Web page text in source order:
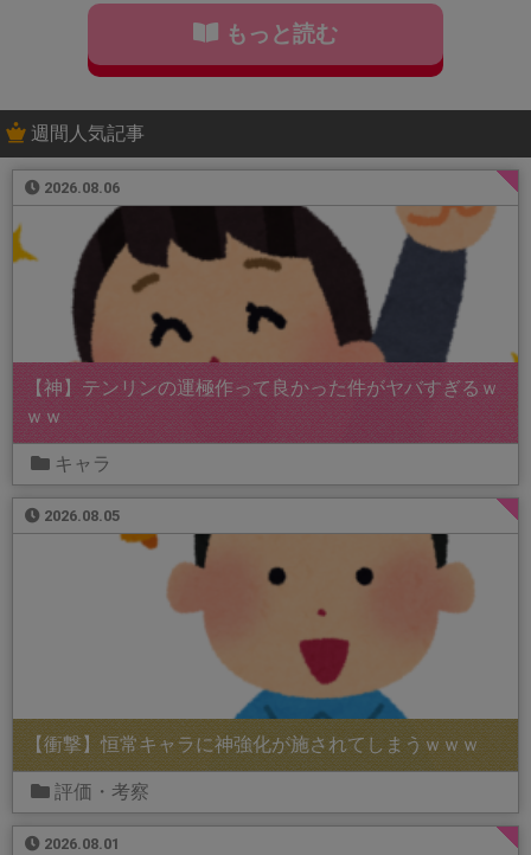
もっと読む
週間人気記事
2026.08.06
【神】テンリンの運極作って良かった件がヤバすぎるｗ
ｗｗ
キャラ
2026.08.05
【衝撃】恒常キャラに神強化が施されてしまうｗｗｗ
評価・考察
2026.08.01